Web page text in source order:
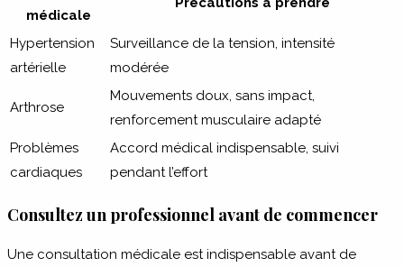
médicale
Hypertension
artérielle
Surveillance de la tension, intensité
modérée
Arthrose
Mouvements doux, sans impact,
renforcement musculaire adapté
Problèmes
cardiaques
Accord médical indispensable, suivi
pendant l’effort
Consultez un professionnel avant de commencer
Une consultation médicale est indispensable avant de